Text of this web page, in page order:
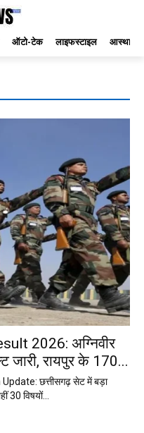
ऑटो-टेक लाइफस्टाइल आस्था
2026: अग्निवीर
जारी, रायपुर के 170...
छत्तीसगढ़ सेट में बड़ा
30 विषयों...